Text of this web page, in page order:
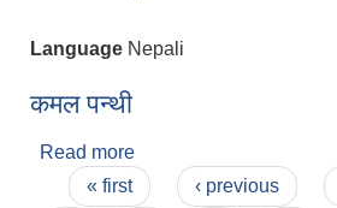
Language Nepali
कमल पन्थी
Read more
Pages
« first ‹ previous